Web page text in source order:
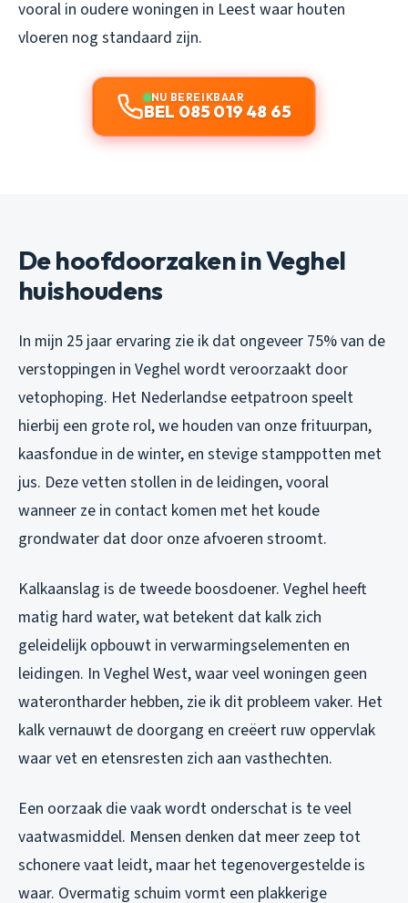
vooral in oudere woningen in Leest waar houten
vloeren nog standaard zijn.
NU BEREIKBAAR
BEL 085 019 48 65
De hoofdoorzaken in Veghel
huishoudens
In mijn 25 jaar ervaring zie ik dat ongeveer 75% van de
verstoppingen in Veghel wordt veroorzaakt door
vetophoping. Het Nederlandse eetpatroon speelt
hierbij een grote rol, we houden van onze frituurpan,
kaasfondue in de winter, en stevige stamppotten met
jus. Deze vetten stollen in de leidingen, vooral
wanneer ze in contact komen met het koude
grondwater dat door onze afvoeren stroomt.
Kalkaanslag is de tweede boosdoener. Veghel heeft
matig hard water, wat betekent dat kalk zich
geleidelijk opbouwt in verwarmingselementen en
leidingen. In Veghel West, waar veel woningen geen
waterontharder hebben, zie ik dit probleem vaker. Het
kalk vernauwt de doorgang en creëert ruw oppervlak
waar vet en etensresten zich aan vasthechten.
Een oorzaak die vaak wordt onderschat is te veel
vaatwasmiddel. Mensen denken dat meer zeep tot
schonere vaat leidt, maar het tegenovergestelde is
waar. Overmatig schuim vormt een plakkerige